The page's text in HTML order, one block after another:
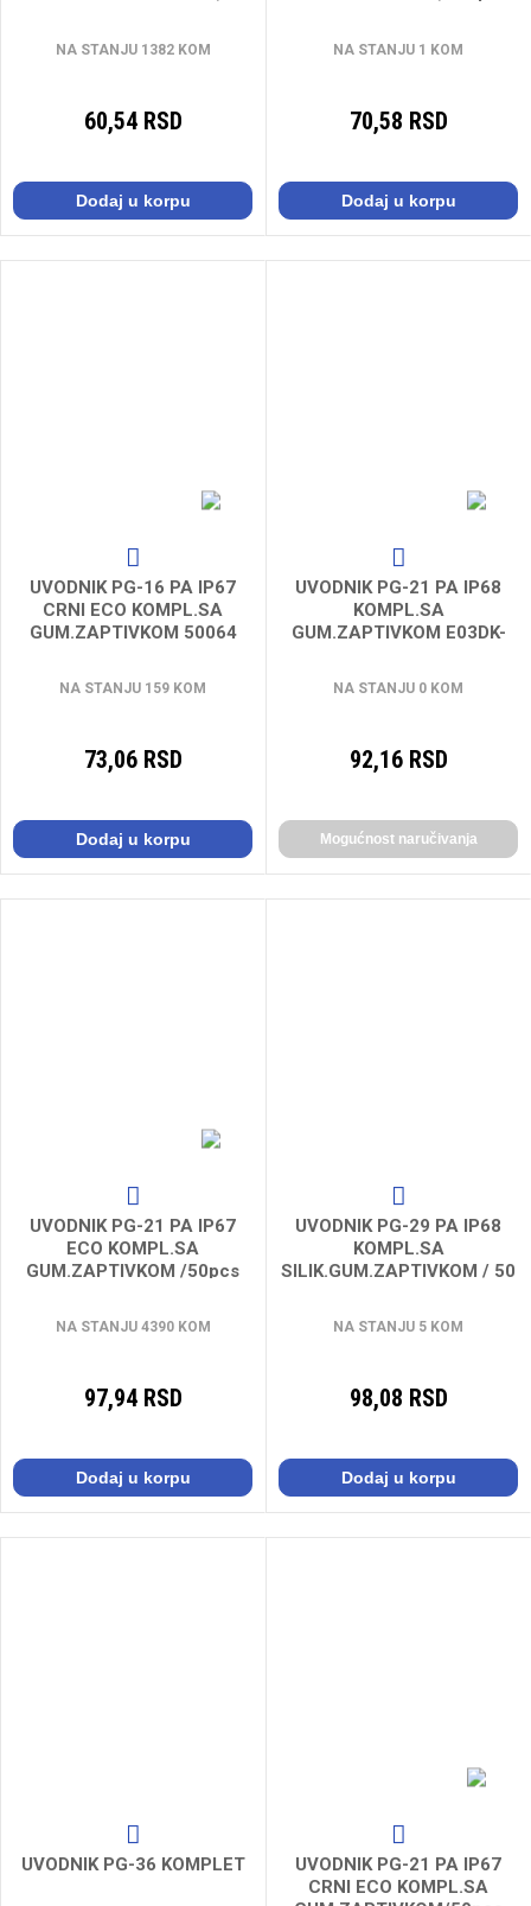
NA STANJU 1382 KOM
60,54 RSD
Dodaj u korpu
NA STANJU 1 KOM
70,58 RSD
Dodaj u korpu
UVODNIK PG-16 PA IP67
CRNI ECO KOMPL.SA
GUM.ZAPTIVKOM 50064
NA STANJU 159 KOM
73,06 RSD
Dodaj u korpu
UVODNIK PG-21 PA IP68
KOMPL.SA
GUM.ZAPTIVKOM E03DK-
NA STANJU 0 KOM
92,16 RSD
Mogućnost naručivanja
UVODNIK PG-21 PA IP67
ECO KOMPL.SA
GUM.ZAPTIVKOM /50pcs
NA STANJU 4390 KOM
97,94 RSD
Dodaj u korpu
UVODNIK PG-29 PA IP68
KOMPL.SA
SILIK.GUM.ZAPTIVKOM / 50
NA STANJU 5 KOM
98,08 RSD
Dodaj u korpu
UVODNIK PG-36 KOMPLET
UVODNIK PG-21 PA IP67
CRNI ECO KOMPL.SA